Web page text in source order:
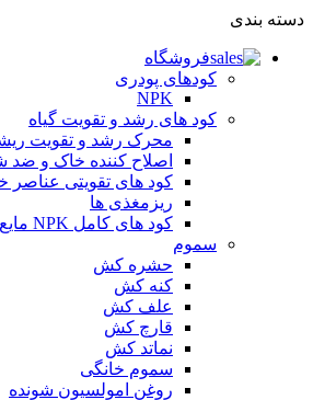
دسته بندی
فروشگاه
کودهای پودری
NPK
کود های رشد و تقویت گیاه
محرک رشد و تقویت
اصلاح کننده خاک و ضد
کود های تقویتی عناصر
ریزمغذی ها
کود های کامل NPK مایع
سموم
حشره کش
کنه کش
علف کش
قارچ کش
نماتد کش
سموم خانگی
روغن امولسیون شونده